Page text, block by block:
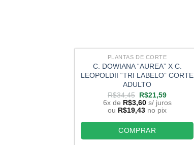
PLANTAS DE CORTE
C. DOWIANA “AUREA” X C.
LEOPOLDII “TRI LABELO” CORTE
ADULTO
R$34,45 O
preço
original
era:
R$34,45.
R$21,59O
preço
atual
é:
R$21,59.
6x de R$3,60 s/ juros
ou R$19,43 no pix
COMPRAR